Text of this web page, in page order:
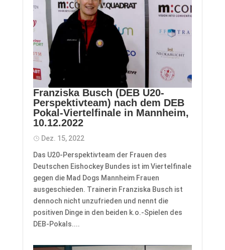
Franziska Busch (DEB U20-
Perspektivteam) nach dem DEB
Pokal-Viertelfinale in Mannheim,
10.12.2022
Dez. 15, 2022
​Das U20-Perspektivteam der Frauen des
Deutschen Eishockey Bundes ist im Viertelfinale
gegen die Mad Dogs Mannheim Frauen
ausgeschieden. Trainerin Franziska Busch ist
dennoch nicht unzufrieden und nennt die
positiven Dinge in den beiden k.o.-Spielen des
DEB-Pokals....